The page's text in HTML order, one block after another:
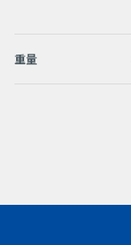
重量